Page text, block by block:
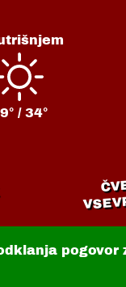
/ 34°
pogovor